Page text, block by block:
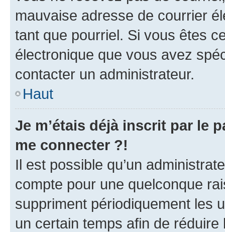
mauvaise adresse de courrier
tant que pourriel. Si vous êtes
électronique que vous avez
contacter un administrateur.
Haut
Je m’étais déjà inscrit par le
me connecter ?!
Il est possible qu’un
compte pour une quelconque
suppriment périodiquement les
un certain temps afin de